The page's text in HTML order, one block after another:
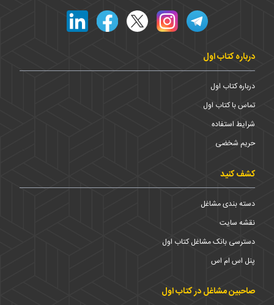
درباره کتاب اول
درباره کتاب اول
تماس با کتاب اول
شرایط استفاده
حریم شخضی
کشف کنید
دسته بندی مشاغل
نقشه سایت
دسترسی بانک مشاغل کتاب اول
پنل اس ام اس
صاحبین مشاغل در کتاب اول